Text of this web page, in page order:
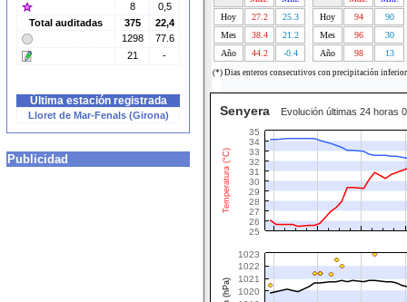
8
0,5
Total auditadas
375
22,4
1298
77.6
21
-
Última estación registrada
Lloret de Mar-Fenals (Girona)
Publicidad
Hoy
27.2 25.3 Hoy 94
90
Mes
38.4 21.2 Mes 96
30
Año
44.2 -0.4 Año 98 13
(*) Dias enteros consecutivos con precipitación inferior
Temperatura (°C)
Senyera Evolución últimas 24 horas
25
26
27
28
29
30
31
32
33
34
35
1020
1021
1022
1023